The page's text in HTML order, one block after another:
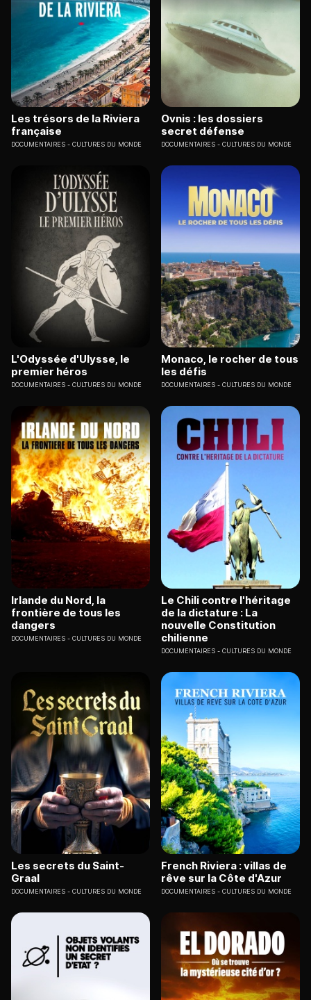
Les trésors de la Riviera
française
DOCUMENTAIRES CULTURES DU MONDE
Ovnis : les dossiers
secret défense
DOCUMENTAIRES CULTURES DU MONDE
L'Odyssée d'Ulysse, le
premier héros
DOCUMENTAIRES CULTURES DU MONDE
Monaco, le rocher de tous
les défis
DOCUMENTAIRES CULTURES DU MONDE
Irlande du Nord, la
frontière de tous les
dangers
DOCUMENTAIRES CULTURES DU MONDE
Le Chili contre l'héritage
de la dictature : La
nouvelle Constitution
chilienne
DOCUMENTAIRES CULTURES DU MONDE
Les secrets du Saint-
Graal
DOCUMENTAIRES CULTURES DU MONDE
French Riviera : villas de
rêve sur la Côte d'Azur
DOCUMENTAIRES CULTURES DU MONDE